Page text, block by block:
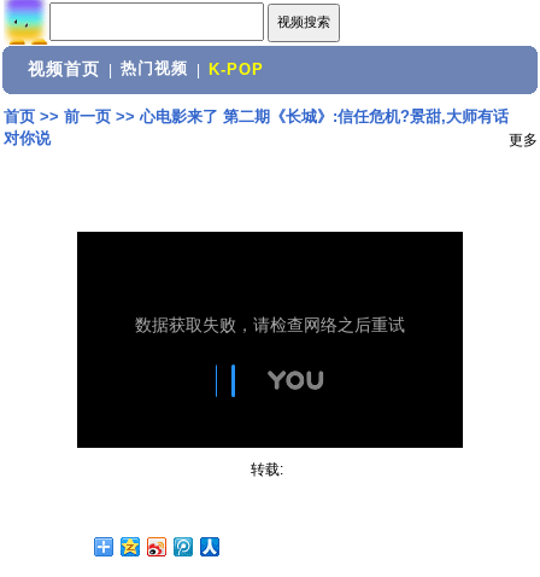
视频首页 热门视频 K-POP
首页>> 前一页>>心电影来了 第二期《长城》:信任危机?景甜,大师有话
对你说
更多
转载: